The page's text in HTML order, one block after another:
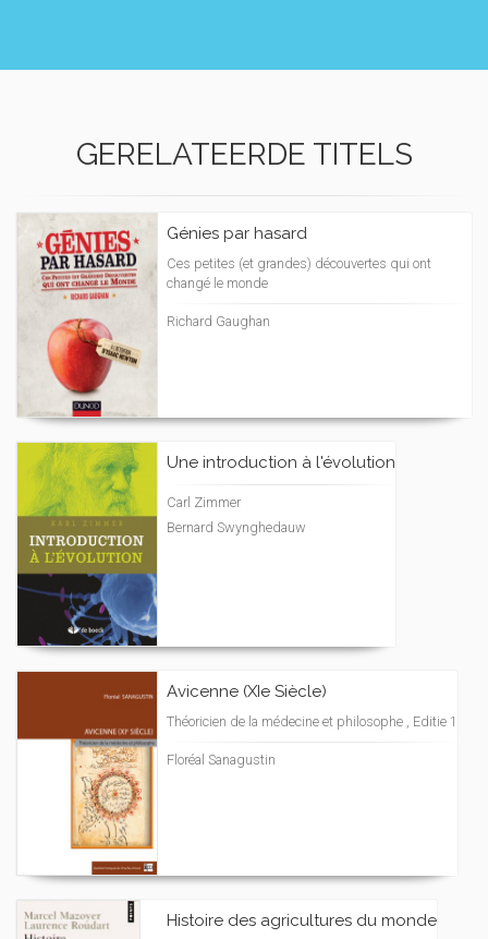
GERELATEERDE TITELS
Génies par hasard
Ces petites (et grandes) découvertes qui ont
changé le monde
Richard Gaughan
Une introduction à l'évolution
Carl Zimmer
Bernard Swynghedauw
Avicenne (XIe Siècle)
Théoricien de la médecine et philosophe , Editie 1
Floréal Sanagustin
Histoire des agricultures du monde